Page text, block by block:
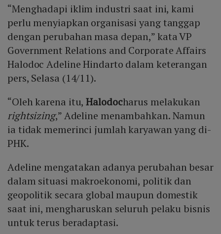
“Menghadapi iklim industri saat ini, kami
perlu menyiapkan organisasi yang tanggap
dengan perubahan masa depan,” kata VP
Government Relations and Corporate Affairs
Halodoc Adeline Hindarto dalam keterangan
pers, Selasa (14/11).
“Oleh karena itu,Halodocharus melakukan
rightsizing,” Adeline menambahkan. Namun
ia tidak memerinci jumlah karyawan yang di-
PHK.
Adeline mengatakan adanya perubahan besar
dalam situasi makroekonomi, politik dan
geopolitik secara global maupun domestik
saat ini, mengharuskan seluruh pelaku bisnis
untuk terus beradaptasi.